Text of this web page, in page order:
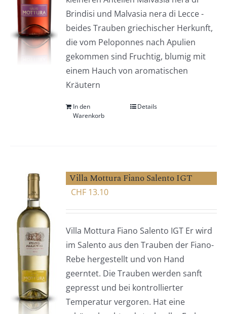
Brindisi und Malvasia nera di Lecce -
beides Trauben griechischer Herkunft,
die vom Peloponnes nach Apulien
gekommen sind Fruchtig, blumig mit
einem Hauch von aromatischen
Kräutern
In den
Warenkorb
Details
Villa Mottura Fiano Salento IGT
CHF 13.10
Villa Mottura Fiano Salento IGT Er wird
im Salento aus den Trauben der Fiano-
Rebe hergestellt und von Hand
geerntet. Die Trauben werden sanft
gepresst und bei kontrollierter
Temperatur vergoren. Hat eine